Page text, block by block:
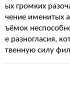
ых громких
чение именитых
ъёмок
е разногласия,
твенную силу